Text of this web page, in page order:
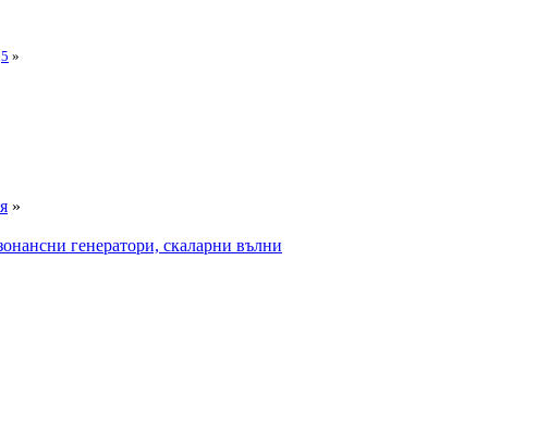
5 »
»
генератори, скаларни вълни